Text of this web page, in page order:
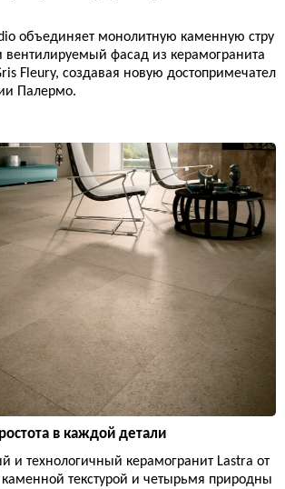
объединяет монолитную каменную стру
вентилируемый фасад из керамогранита
Fleury, создавая новую достопримечател
Палермо.
в каждой детали
и технологичный керамогранит Lastra от
каменной текстурой и четырьмя природны